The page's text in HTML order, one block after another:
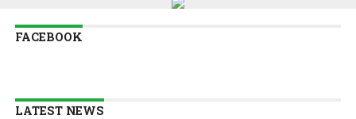
FACEBOOK
LATEST NEWS